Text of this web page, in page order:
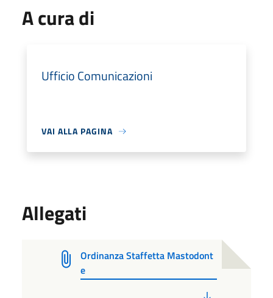
A cura di
Ufficio Comunicazioni
VAI ALLA PAGINA
Allegati
Ordinanza Staffetta Mastodont
e